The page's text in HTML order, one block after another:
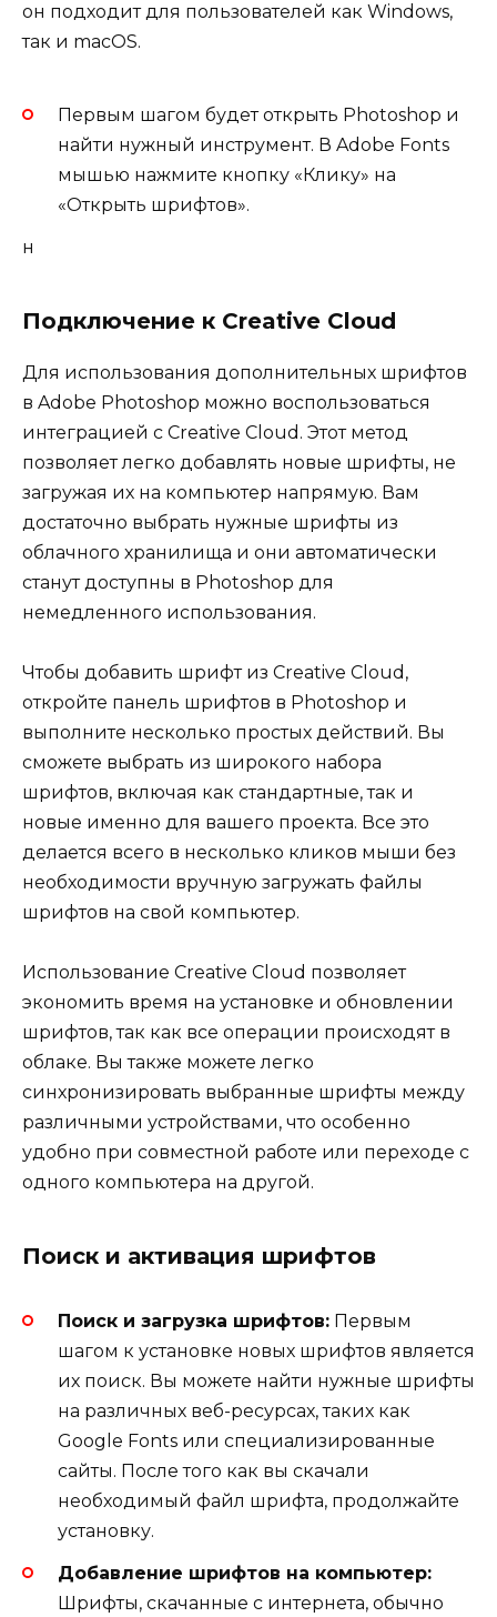
он подходит для пользователей как Windows,
так и macOS.
Первым шагом будет открыть Photoshop и
найти нужный инструмент. В Adobe Fonts
мышью нажмите кнопку «Клику» на
«Открыть шрифтов».
н
Подключение к Creative Cloud
Для использования дополнительных шрифтов
в Adobe Photoshop можно воспользоваться
интеграцией с Creative Cloud. Этот метод
позволяет легко добавлять новые шрифты, не
загружая их на компьютер напрямую. Вам
достаточно выбрать нужные шрифты из
облачного хранилища и они автоматически
станут доступны в Photoshop для
немедленного использования.
Чтобы добавить шрифт из Creative Cloud,
откройте панель шрифтов в Photoshop и
выполните несколько простых действий. Вы
сможете выбрать из широкого набора
шрифтов, включая как стандартные, так и
новые именно для вашего проекта. Все это
делается всего в несколько кликов мыши без
необходимости вручную загружать файлы
шрифтов на свой компьютер.
Использование Creative Cloud позволяет
экономить время на установке и обновлении
шрифтов, так как все операции происходят в
облаке. Вы также можете легко
синхронизировать выбранные шрифты между
различными устройствами, что особенно
удобно при совместной работе или переходе с
одного компьютера на другой.
Поиск и активация шрифтов
Поиск и загрузка шрифтов: Первым
шагом к установке новых шрифтов является
их поиск. Вы можете найти нужные шрифты
на различных веб-ресурсах, таких как
Google Fonts или специализированные
сайты. После того как вы скачали
необходимый файл шрифта, продолжайте
установку.
Добавление шрифтов на компьютер:
Шрифты, скачанные с интернета, обычно